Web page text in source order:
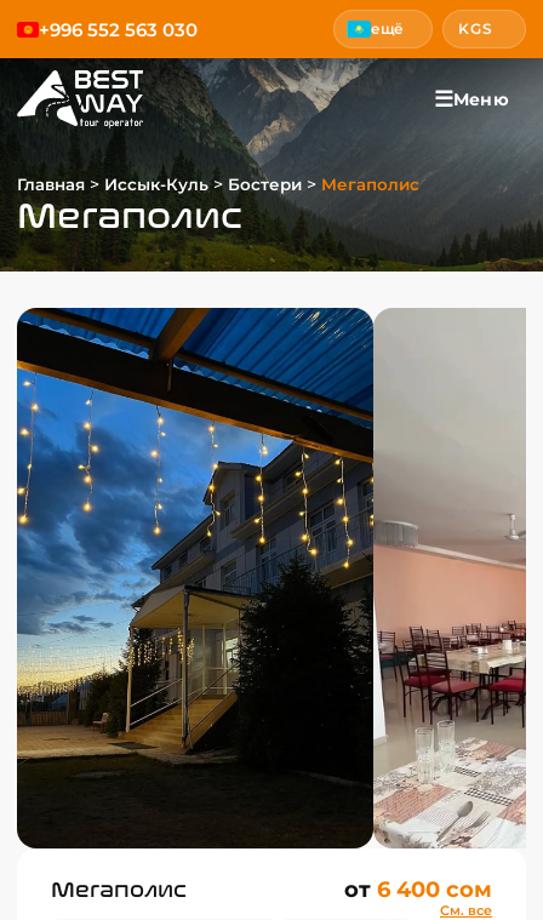
+996 552 563 030 ещё KGS
☰Меню
Главная > Иссык-Куль > Бостери > Мегаполис
Мегаполис
Мегаполис от 6 400 сом
См. все